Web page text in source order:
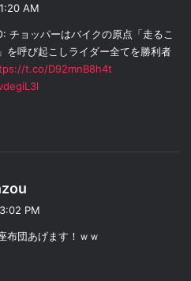
AM
チョッパーはバイクの原点「走るこ
を呼び起こしライダー全てを勝利者
t.co/D92mnB8h4t
PM
布団あげます！ｗｗ